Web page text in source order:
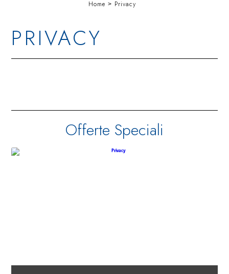
Home Privacy
PRIVACY
Offerte Speciali